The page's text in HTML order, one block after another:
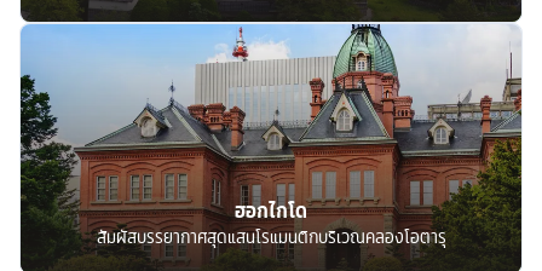
ฮอกไกโด
สัมผัสบรรยากาศสุดแสนโรแมนติกบริเวณคลองโอตารุ